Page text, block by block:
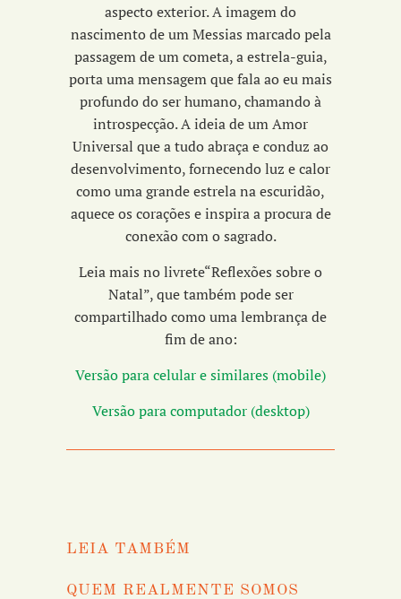
aspecto exterior. A imagem do
nascimento de um Messias marcado pela
passagem de um cometa, a estrela-guia,
porta uma mensagem que fala ao eu mais
profundo do ser humano, chamando à
introspecção. A ideia de um Amor
Universal que a tudo abraça e conduz ao
desenvolvimento, fornecendo luz e calor
como uma grande estrela na escuridão,
aquece os corações e inspira a procura de
conexão com o sagrado.
Leia mais no livrete“Reflexões sobre o
Natal”, que também pode ser
compartilhado como uma lembrança de
fim de ano:
Versão para celular e similares (mobile)
Versão para computador (desktop)
LEIA TAMBÉM
QUEM REALMENTE SOMOS